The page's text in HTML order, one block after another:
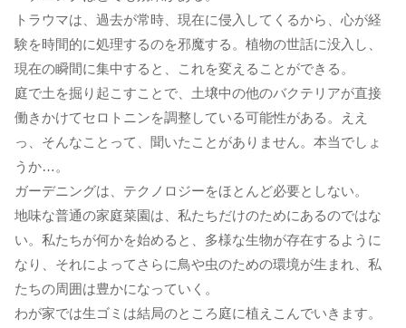
トラウマは、過去が常時、現在に侵入してくるから、心が経
験を時間的に処理するのを邪魔する。植物の世話に没入し、
現在の瞬間に集中すると、これを変えることができる。
庭で土を掘り起こすことで、土壌中の他のバクテリアが直接
働きかけてセロトニンを調整している可能性がある。ええ
っ、そんなことって、聞いたことがありません。本当でしょ
うか…。
ガーデニングは、テクノロジーをほとんど必要としない。
地味な普通の家庭菜園は、私たちだけのためにあるのではな
い。私たちが何かを始めると、多様な生物が存在するように
なり、それによってさらに鳥や虫のための環境が生まれ、私
たちの周囲は豊かになっていく。
わが家では生ゴミは結局のところ庭に植えこんでいきます。